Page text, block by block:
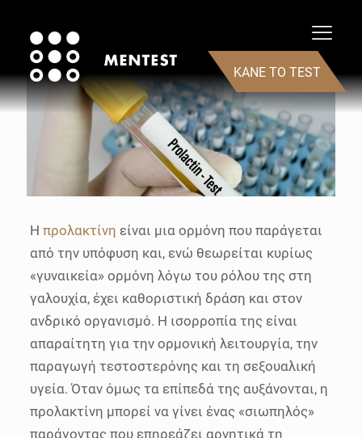
ΚΑΝΕ ΤΟ TEST
Η προλακτίνη είναι μια ορμόνη που παράγεται
από την υπόφυση και, ενώ θεωρείται κυρίως
«γυναικεία» ορμόνη λόγω του ρόλου της στη
γαλουχία, έχει καθοριστική δράση και στον
ανδρικό οργανισμό. Η ισορροπία της είναι
απαραίτητη για την ορμονική λειτουργία, την
παραγωγή τεστοστερόνης και τη σεξουαλική
υγεία. Όταν όμως τα επίπεδά της αυξάνονται, η
προλακτίνη μπορεί να γίνει ένας «σιωπηλός»
παράγοντας που επηρεάζει αρνητικά τη